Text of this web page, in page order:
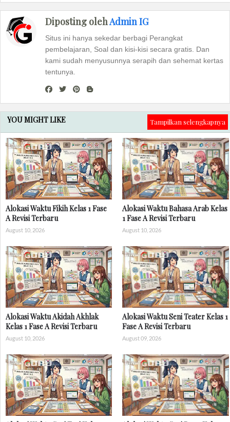
Diposting olehAdmin IG
Situs ini hanya sekedar berbagi Perangkat
pembelajaran, Soal dan kisi-kisi secara gratis. Dan
kami sudah menyusunnya serapih dan sehemat kertas
tentunya.
YOU MIGHT LIKE Tampilkan selengkapnya
Alokasi Waktu Fikih Kelas 1 Fase
A Revisi Terbaru
August 10, 2026
Alokasi Waktu Bahasa Arab Kelas
1 Fase A Revisi Terbaru
August 10, 2026
Alokasi Waktu Akidah Akhlak
Kelas 1 Fase A Revisi Terbaru
August 10, 2026
Alokasi Waktu Seni Teater Kelas 1
Fase A Revisi Terbaru
August 09, 2026